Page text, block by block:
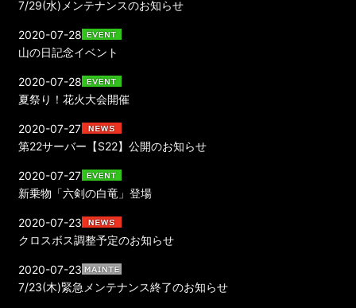
7/29(水)メンテナンスのお知らせ
山の日記念イベント
2020-07-28
夏祭り！花火大会開催
2020-07-28
第22サーバー【S22】公開のお知らせ
2020-07-27
新乗物「六剣の白竜」登場
2020-07-27
クロスボス調整予定のお知らせ
2020-07-23
7/23(木)緊急メンテナンス終了のお知らせ
2020-07-23